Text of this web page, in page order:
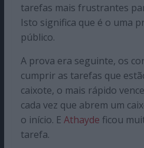
tarefas mais frustrantes
Isto significa que é o uma
público.
A prova era seguinte, os
cumprir as tarefas que
caixote, o mais rápido
cada vez que abrem um
o início. E Athayde ficou
tarefa.